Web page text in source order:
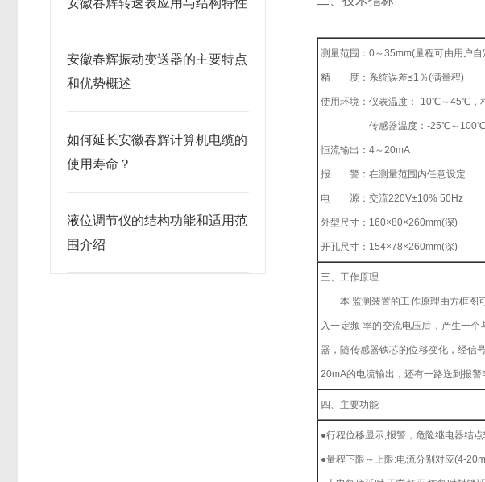
安徽春辉转速表应用与结构特性
安徽春辉振动变送器的主要特点
和优势概述
如何延长安徽春辉计算机电缆的
使用寿命？
液位调节仪的结构功能和适用范
围介绍
测量范围：0～35mm(量程可由用户自
精 度：系统误差≤1％(满量程)
使用环境：仪表温度：-10℃～45℃，
传感器温度：-25℃～100℃，
恒流输出：4～20mA
报 警：在测量范围内任意设定
电 源：交流220V±10% 50Hz
外型尺寸：160×80×260mm(深)
开孔尺寸：154×78×260mm(深)
三、工作原理
本 监测装置的工作原理由方框图可
入一定频 率的交流电压后，产生一
器，随传感器铁芯的位移变化，经信
20mA的电流输出，还有一路送到报警
四、主要功能
●行程位移显示,报警，危险继电器结点
●量程下限～上限:电流分别对应(4-